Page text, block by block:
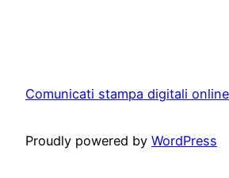
Comunicati stampa digitali online
Proudly powered by WordPress